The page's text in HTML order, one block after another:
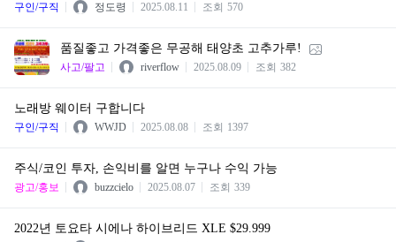
구인/구직 정도령 2025.08.11 조회 570
품질좋고 가격좋은 무공해 태양초 고추가루!
사고/팔고 riverflow 2025.08.09 조회 382
노래방 웨이터 구합니다
구인/구직 WWJD 2025.08.08 조회 1397
주식/코인 투자, 손익비를 알면 누구나 수익 가능
광고/홍보 buzzcielo 2025.08.07 조회 339
2022년 토요타 시에나 하이브리드 XLE $29.999